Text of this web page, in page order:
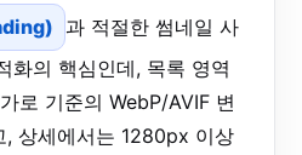
과 적절한 썸네일 사
화의 핵심인데, 목록 영역
로 기준의 WebP/AVIF 변
, 상세에서는 1280px 이상